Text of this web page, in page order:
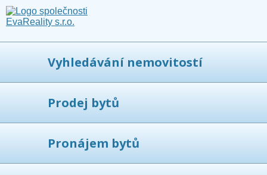
Vyhledávání nemovitostí
Prodej bytů
Pronájem bytů